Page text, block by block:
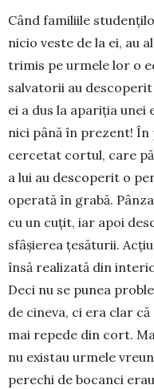
Când familiile
nicio veste de la ei, au
trimis pe urmele lor o
salvatorii au
ei a dus la apariţia
nici până în prezent!
cercetat cortul, care
a lui au descoperit o
operată în grabă.
cu un cuţit, iar apoi
sfâşierea ţesăturii.
însă realizată din
Deci nu se punea
de cineva, ci era clar
mai repede din cort.
nu existau urmele
perechi de bocanci